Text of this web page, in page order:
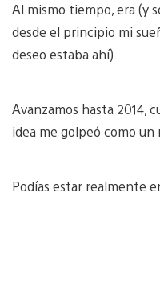
Al mismo tiempo, era (y
desde el principio mi
deseo estaba ahí).
Avanzamos hasta 2014,
idea me golpeó como un
Podías estar realmente